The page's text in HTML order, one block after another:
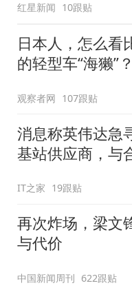
质疑
红星新闻 10跟贴
日本人，怎么看
的轻型车“海獭”？
观察者网 107跟贴
消息称英伟达急
基站供应商，与
IT之家 19跟贴
再次炸场，梁文
与代价
中国新闻周刊 622跟贴